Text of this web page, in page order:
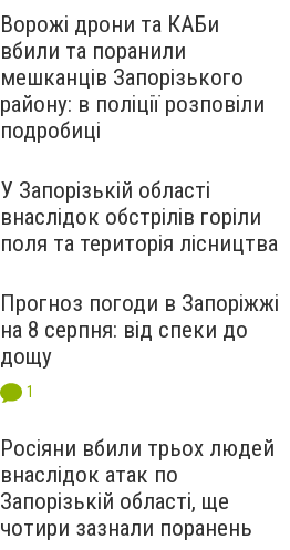
Ворожі дрони та КАБи
вбили та поранили
мешканців Запорізького
району: в поліції розповіли
подробиці
У Запорізькій області
внаслідок обстрілів горіли
поля та територія лісництва
Прогноз погоди в Запоріжжі
на 8 серпня: від спеки до
дощу
1
Росіяни вбили трьох людей
внаслідок атак по
Запорізькій області, ще
чотири зазнали поранень